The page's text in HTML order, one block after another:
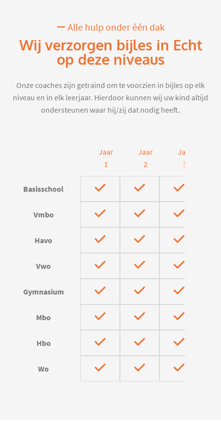
Alle hulp onder één dak
Wij verzorgen bijles in Echt
op deze niveaus
Onze coaches zijn getraind om te voorzien in bijles op elk
niveau en in elk leerjaar. Hierdoor kunnen wij uw kind altijd
ondersteunen waar hij/zij dat nodig heeft.
Jaar
1
Jaar
2
Jaar
3
Basisschool
Vmbo
Havo
Vwo
Gymnasium
Mbo
Hbo
Wo